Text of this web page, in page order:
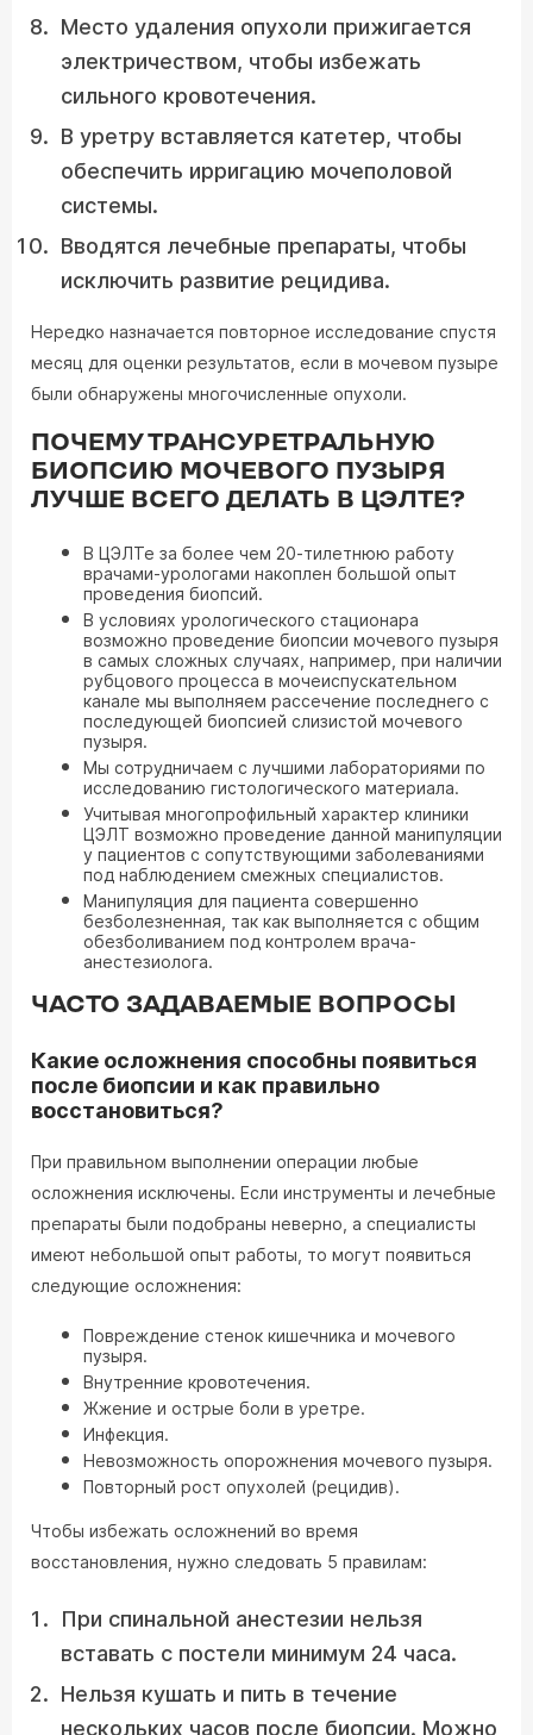
Место удаления опухоли прижигается
электричеством, чтобы избежать
сильного кровотечения.
В уретру вставляется катетер, чтобы
обеспечить ирригацию мочеполовой
системы.
Вводятся лечебные препараты, чтобы
исключить развитие рецидива.
Нередко назначается повторное исследование спустя
месяц для оценки результатов, если в мочевом пузыре
были обнаружены многочисленные опухоли.
ПОЧЕМУ ТРАНСУРЕТРАЛЬНУЮ
БИОПСИЮ МОЧЕВОГО ПУЗЫРЯ
ЛУЧШЕ ВСЕГО ДЕЛАТЬ В ЦЭЛТЕ?
В ЦЭЛТе за более чем 20-тилетнюю работу
врачами-урологами накоплен большой опыт
проведения биопсий.
В условиях урологического стационара
возможно проведение биопсии мочевого пузыря
в самых сложных случаях, например, при наличии
рубцового процесса в мочеиспускательном
канале мы выполняем рассечение последнего с
последующей биопсией слизистой мочевого
пузыря.
Мы сотрудничаем с лучшими лабораториями по
исследованию гистологического материала.
Учитывая многопрофильный характер клиники
ЦЭЛТ возможно проведение данной манипуляции
у пациентов с сопутствующими заболеваниями
под наблюдением смежных специалистов.
Манипуляция для пациента совершенно
безболезненная, так как выполняется с общим
обезболиванием под контролем врача-
анестезиолога.
ЧАСТО ЗАДАВАЕМЫЕ ВОПРОСЫ
Какие осложнения способны появиться
после биопсии и как правильно
восстановиться?
При правильном выполнении операции любые
осложнения исключены. Если инструменты и лечебные
препараты были подобраны неверно, а специалисты
имеют небольшой опыт работы, то могут появиться
следующие осложнения:
Повреждение стенок кишечника и мочевого
пузыря.
Внутренние кровотечения.
Жжение и острые боли в уретре.
Инфекция.
Невозможность опорожнения мочевого пузыря.
Повторный рост опухолей (рецидив).
Чтобы избежать осложнений во время
восстановления, нужно следовать 5 правилам:
При спинальной анестезии нельзя
вставать с постели минимум 24 часа.
Нельзя кушать и пить в течение
нескольких часов после биопсии. Можно